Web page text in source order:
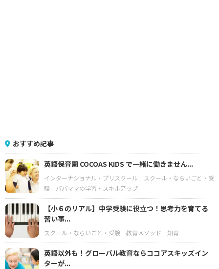
おすすめ記事
英語保育園 COCOAS KIDS で一緒に働きません...
インターナショナル・プリスクール
スクール・ならいごと・受
験
パパママの学習・スキルアップ
【小６のリアル】中学受験に役立つ！思考力を育てる
習い事...
スクール・ならいごと・受験 教育メソッド 知育
英語以外も！グローバル教育ならココアスキッズイン
ターが...